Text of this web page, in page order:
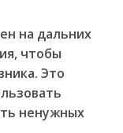
на дальних
чтобы
Это
ненужных